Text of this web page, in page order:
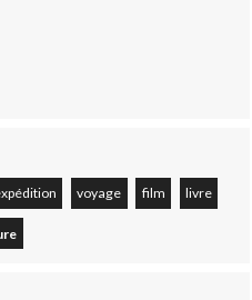
voyage film livre